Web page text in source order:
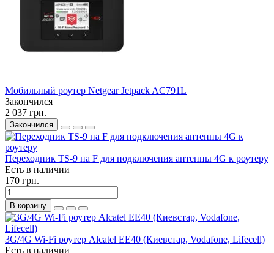
Мобильный роутер Netgear Jetpack AC791L
Закончился
2 037 грн.
Закончился
Переходник TS-9 на F для подключения антенны 4G к роутеру
Есть в наличии
170 грн.
В корзину
3G/4G Wi-Fi роутер Alcatel EE40 (Киевстар, Vodafone, Lifecell)
Есть в наличии